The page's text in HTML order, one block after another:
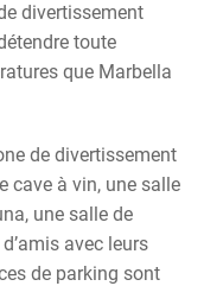
divertissement
toute
que Marbella
de divertissement
cave à vin, une salle
une salle de
avec leurs
de parking sont